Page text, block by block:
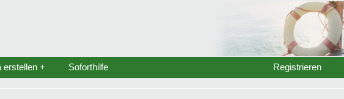
erstellen + Soforthilfe Registrieren